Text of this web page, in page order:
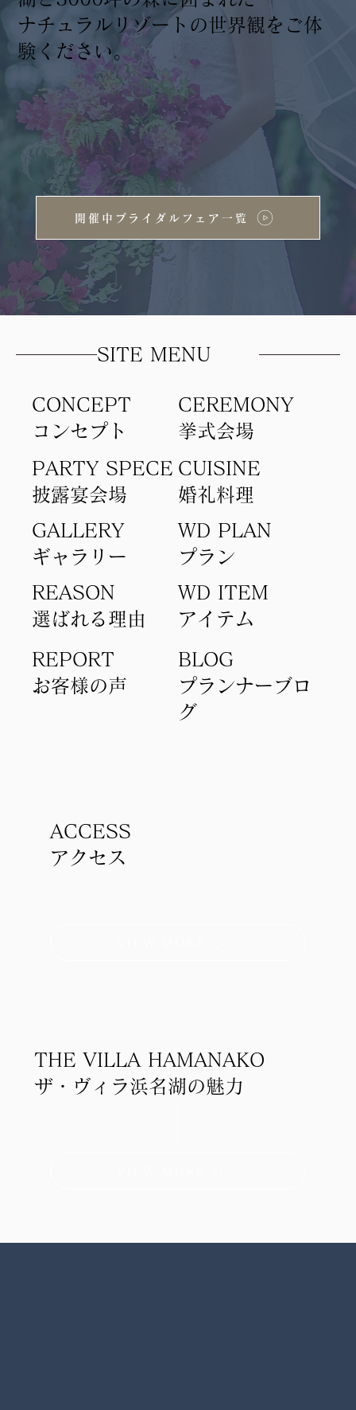
ACCESS
アクセス
THE VILLA HAMANAKO
ザ・ヴィラ浜名湖の魅力
ナチュラルリゾートの世界観をご体
験ください。
開催中ブライダルフェア一覧
CONCEPT
コンセプト​
​CEREMONY
​挙式会場
GALLERY
ギャラリー
PARTY SPECE
​披露宴会場
CUISINE
​婚礼料理
​プランナーブロ
グ
BLOG
REPORT
​お客様の声
アイテム​
WD ITEM
選ばれる理由
REASON
​プラン
WD PLAN
SITE MENU